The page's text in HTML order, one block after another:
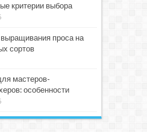
критерии выбора
проса на
сортов
мастеров-
особенности